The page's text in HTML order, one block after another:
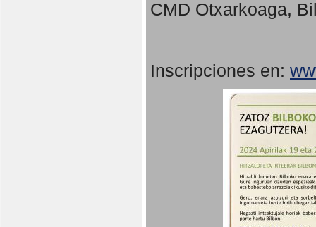
CMD Otxarkoaga,
Inscripciones en: